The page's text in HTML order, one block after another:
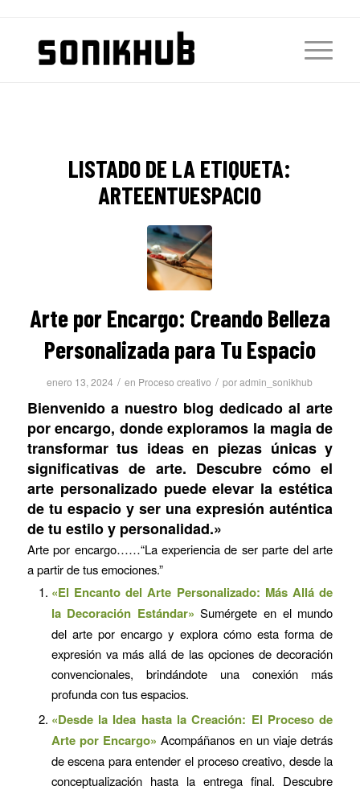
LISTADO DE LA ETIQUETA:
ARTEENTUESPACIO
Arte por Encargo: Creando Belleza
Personalizada para Tu Espacio
enero 13, 2024 / en Proceso creativo / poradmin_sonikhub
Bienvenido a nuestro blog dedicado al arte
por encargo, donde exploramos la magia de
transformar tus ideas en piezas únicas y
significativas de arte. Descubre cómo el
arte personalizado puede elevar la estética
de tu espacio y ser una expresión auténtica
de tu estilo y personalidad.»
Arte por encargo……“La experiencia de ser parte del arte
a partir de tus emociones.”
«El Encanto del Arte Personalizado: Más Allá de
la Decoración Estándar» Sumérgete en el mundo
del arte por encargo y explora cómo esta forma de
expresión va más allá de las opciones de decoración
convencionales, brindándote una conexión más
profunda con tus espacios.
«Desde la Idea hasta la Creación: El Proceso de
Arte por Encargo» Acompáñanos en un viaje detrás
de escena para entender el proceso creativo, desde la
conceptualización hasta la entrega final. Descubre